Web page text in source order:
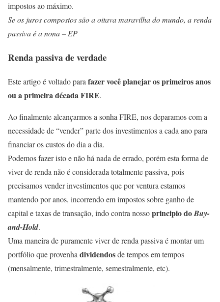
impostos ao máximo.
Se os juros compostos são a oitava maravilha do mundo, a renda
passiva é a nona – EP
Renda passiva de verdade
Este artigo é voltado para fazer você planejar os primeiros anos
ou a primeira década FIRE.
Ao finalmente alcançarmos a sonha FIRE, nos deparamos com a
necessidade de “vender” parte dos investimentos a cada ano para
financiar os custos do dia a dia.
Podemos fazer isto e não há nada de errado, porém esta forma de
viver de renda não é considerada totalmente passiva, pois
precisamos vender investimentos que por ventura estamos
mantendo por anos, incorrendo em impostos sobre ganho de
capital e taxas de transação, indo contra nossoprincipio doBuy-
and-Hold.
Uma maneira de puramente viver de renda passiva é montar um
portfólio que provenha dividendosde tempos em tempos
(mensalmente, trimestralmente, semestralmente, etc).